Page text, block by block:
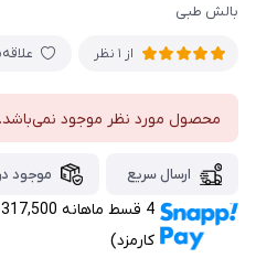
بالش طبی
از 1 نظر
محصول مورد نظر موجود نمی‌باشد.
ارسال سریع موجود در
کارمزد)